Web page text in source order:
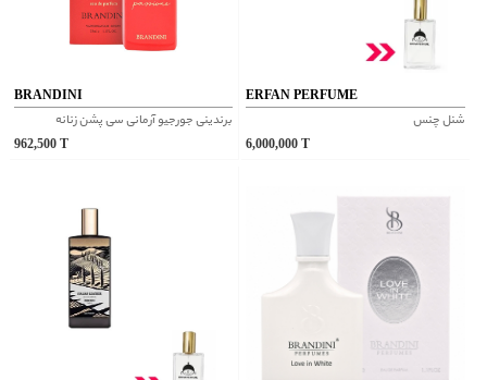
BRANDINI
برندینی جورجیو آرمانی سی پشن زنانه
962,500
ERFAN PERFUME
شنل چنس
6,000,000